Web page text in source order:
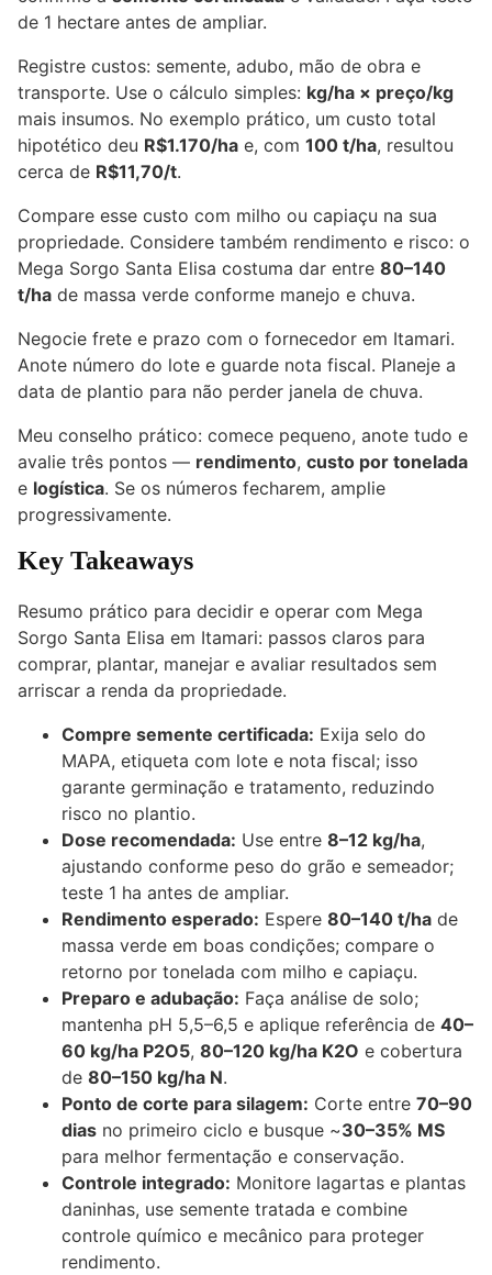
de 1 hectare antes de ampliar.
Registre custos: semente, adubo, mão de obra e
transporte. Use o cálculo simples: kg/ha × preço/kg
mais insumos. No exemplo prático, um custo total
hipotético deu R$1.170/ha e, com 100 t/ha, resultou
cerca de R$11,70/t.
Compare esse custo com milho ou capiaçu na sua
propriedade. Considere também rendimento e risco: o
Mega Sorgo Santa Elisa costuma dar entre 80–140
t/ha de massa verde conforme manejo e chuva.
Negocie frete e prazo com o fornecedor em Itamari.
Anote número do lote e guarde nota fiscal. Planeje a
data de plantio para não perder janela de chuva.
Meu conselho prático: comece pequeno, anote tudo e
avalie três pontos — rendimento, custo por tonelada
e logística. Se os números fecharem, amplie
progressivamente.
Key Takeaways
Resumo prático para decidir e operar com Mega
Sorgo Santa Elisa em Itamari: passos claros para
comprar, plantar, manejar e avaliar resultados sem
arriscar a renda da propriedade.
Compre semente certificada: Exija selo do
MAPA, etiqueta com lote e nota fiscal; isso
garante germinação e tratamento, reduzindo
risco no plantio.
Dose recomendada: Use entre 8–12 kg/ha,
ajustando conforme peso do grão e semeador;
teste 1 ha antes de ampliar.
Rendimento esperado: Espere 80–140 t/ha de
massa verde em boas condições; compare o
retorno por tonelada com milho e capiaçu.
Preparo e adubação: Faça análise de solo;
mantenha pH 5,5–6,5 e aplique referência de 40–
60 kg/ha P2O5, 80–120 kg/ha K2O e cobertura
de 80–150 kg/ha N.
Ponto de corte para silagem: Corte entre 70–90
dias no primeiro ciclo e busque ~30–35% MS
para melhor fermentação e conservação.
Controle integrado: Monitore lagartas e plantas
daninhas, use semente tratada e combine
controle químico e mecânico para proteger
rendimento.